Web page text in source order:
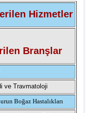
Hizmetler
Branşlar
ve Travmatoloji
Boğaz Hastalıkları